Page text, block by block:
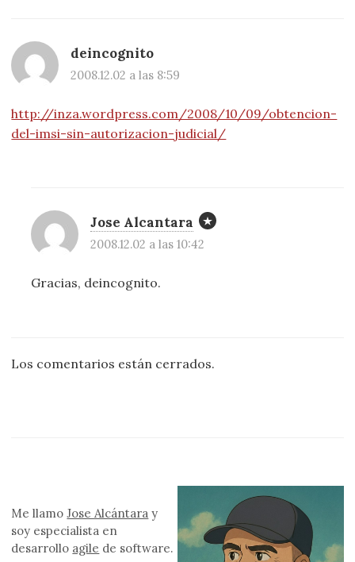
deincognito
2008.12.02 a las 8:59
http://inza.wordpress.com/2008/10/09/obtencion-
del-imsi-sin-autorizacion-judicial/
Jose Alcantara
2008.12.02 a las 10:42
Gracias, deincognito.
Los comentarios están cerrados.
Me llamoJose Alcántara y
soy especialista en
desarrollo agile de software.